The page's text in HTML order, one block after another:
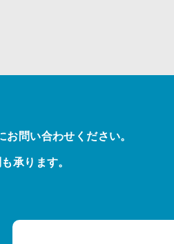
問い合わせください。
承ります。